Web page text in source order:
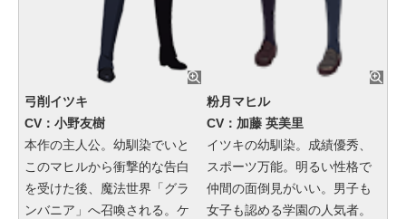
弓削イツキ
CV：小野友樹
本作の主人公。幼馴染でいと
このマヒルから衝撃的な告白
を受けた後、魔法世界「グラ
ンバニア」へ召喚される。ケ
粉月マヒル
CV：加藤 英美里
イツキの幼馴染。成績優秀、
スポーツ万能。明るい性格で
仲間の面倒見がいい。男子も
女子も認める学園の人気者。